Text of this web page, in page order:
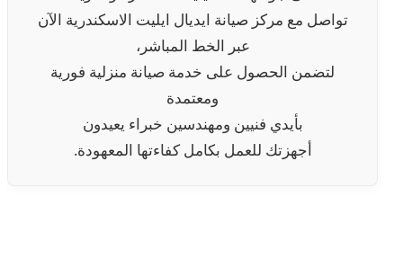
تواصل مع مركز صيانة ايديال ايليت الاسكندرية الآن
عبر الخط المباشر،
لتضمن الحصول على خدمة صيانة منزلية فورية
ومعتمدة
بأيدي فنيين ومهندسين خبراء يعيدون
أجهزتك للعمل بكامل كفاءتها المعهودة.